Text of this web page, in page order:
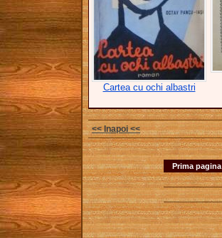
Cartea cu ochi albastri
<< Inapoi <<
Prima pagina